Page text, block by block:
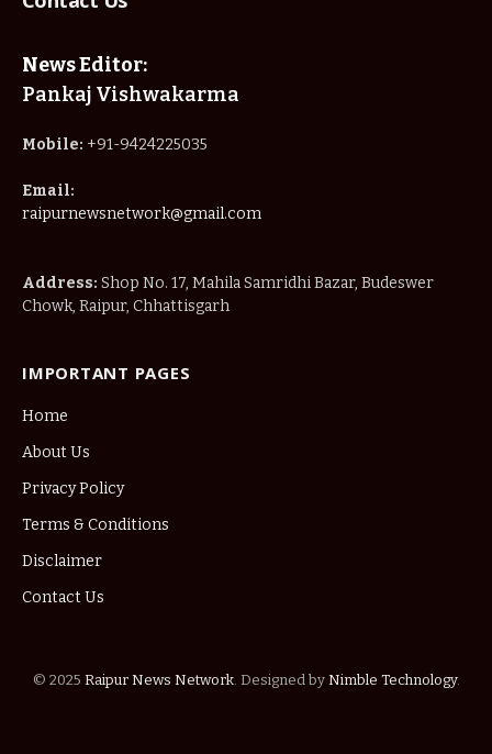
News Editor:
Pankaj Vishwakarma
Mobile: +91-9424225035
Email:
raipurnewsnetwork@gmail.com
Address: Shop No. 17, Mahila Samridhi Bazar, Budeswer
Chowk, Raipur, Chhattisgarh
IMPORTANT PAGES
Home
About Us
Privacy Policy
Terms & Conditions
Disclaimer
Contact Us
© 2025 Raipur News Network. Designed by Nimble Technology.